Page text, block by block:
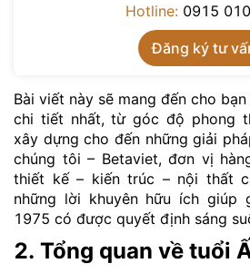
Hotline:0915
Bài viết này sẽ mang đến cho
chi tiết nhất, từ góc độ phong
xây dựng cho đến những giải
chúng tôi – Betaviet, đơn vị
thiết kế – kiến trúc – nội thất
những lời khuyên hữu ích giúp
1975 có được quyết định sáng
2. Tổng quan về tuổi